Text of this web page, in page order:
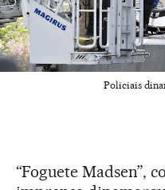
Policiais
“Foguete Madsen”,